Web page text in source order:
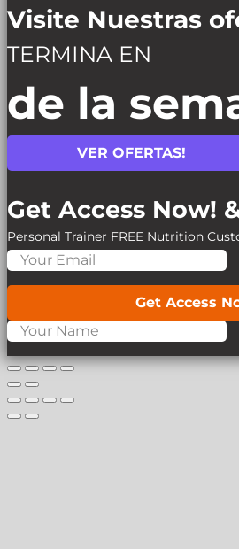
Visite Nuestras
TERMINA EN
de la
VER OFERTAS!
Get Access Now!
Personal Trainer FREE Nutrition
Get Access